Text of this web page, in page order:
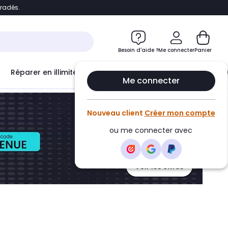
Besoin d'aide ?Me connecter
Me connecter
Nouveau client Créer mon compte
ou me connecter avec
Panier
Réparer en illimité avec Le Club Infinity